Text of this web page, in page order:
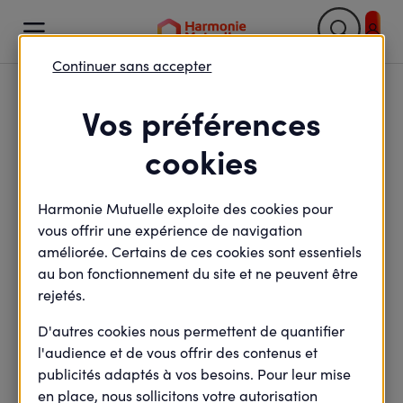

Fondation d'entreprise
Harmonie Mutuelle
5minute(s) de lecture
min de lecture
La Fondation d’entreprise Harmonie Mutuelle a
pour objet de développer la capacité d’action
Vos préférences
cookies
Harmonie Mutuelle exploite des cookies pour
vous offrir une expérience de navigation
améliorée. Certains de ces cookies sont essentiels
au bon fonctionnement du site et ne peuvent être
rejetés.
D'autres cookies nous permettent de quantifier
l'audience et de vous offrir des contenus et
publicités adaptés à vos besoins. Pour leur mise
en place, nous sollicitons votre autorisation
Continuer sans accepter